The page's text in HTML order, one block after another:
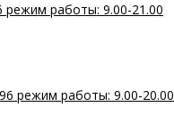
режим работы: 9.00-21.00
режим работы: 9.00-20.00